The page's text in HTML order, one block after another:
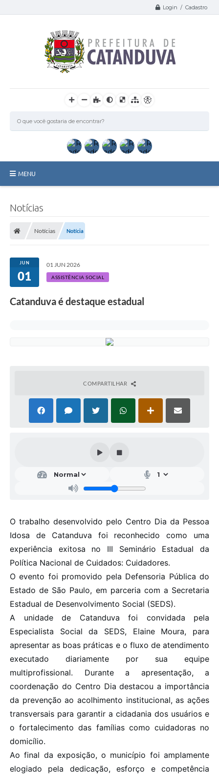
Login / Cadastro
MENU
Licitações / PCA
Transparência
A Prefeitura
Jornal
Agenda
SIC
Diário Oficial
Contato
Editais
Notícias
Notícias Notícia
JUN
01
01 JUN 2026
ASSISTÊNCIA SOCIAL
Catanduva é destaque estadual
COMPARTILHAR
O trabalho desenvolvido pelo Centro Dia da Pessoa
Idosa de Catanduva foi reconhecido como uma
experiência exitosa no III Seminário Estadual da
Política Nacional de Cuidados: Cuidadores.
O evento foi promovido pela Defensoria Pública do
Estado de São Paulo, em parceria com a Secretaria
Estadual de Desenvolvimento Social (SEDS).
A unidade de Catanduva foi convidada pela
Especialista Social da SEDS, Elaine Moura, para
apresentar as boas práticas e o fluxo de atendimento
executado diariamente por sua equipe
multiprofissional. Durante a apresentação, a
coordenação do Centro Dia destacou a importância
da prevenção ao acolhimento institucional, as ações
transversais para garantir a cidadania dos usuários e
o fortalecimento das famílias como cuidadoras no
domicílio.
Ao final da exposição, o município foi amplamente
elogiado pela dedicação, esforço e competência